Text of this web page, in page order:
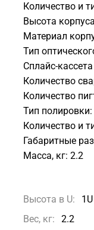
Количество и
Высота
Материал
Тип
Сплайс-
Количество
Количество
Тип полировки:
Количество и
Габаритные
Масса, кг: 2.2
Высота в U:
1U
Вес, кг:
2.2